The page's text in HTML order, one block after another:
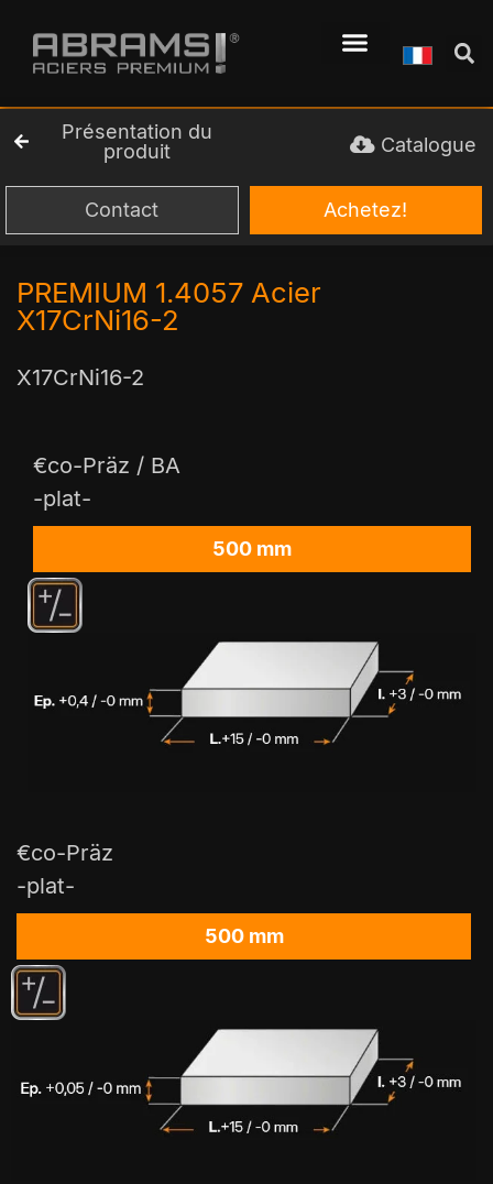
Présentation du
produit
Catalogue
Contact Achetez!
PREMIUM 1.4057 Acier
X17CrNi16-2
X17CrNi16-2
€co-Präz / BA
-plat-
500 mm
€co-Präz
-plat-
500 mm